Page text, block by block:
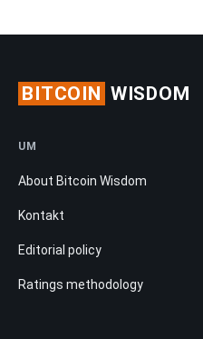
BITCOIN WISDOM
UM
About Bitcoin Wisdom
Kontakt
Editorial policy
Ratings methodology